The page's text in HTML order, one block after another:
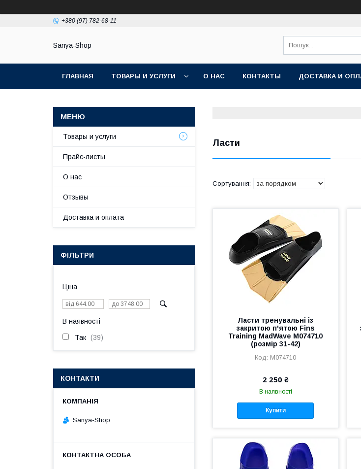
+380 (97) 782-68-11
Sanya-Shop
ГЛАВНАЯ ТОВАРЫ И УСЛУГИ О НАС КОНТАКТЫ ДОСТАВКА И
Ласти
Ласти тренувальні із
закритою п'ятою Fins
Training MadWave M074710
(розмір 31-42)
M074710
2 250 ₴
В наявності
Купити
Товары и услуги
Прайс-листы
О нас
Отзывы
Доставка и оплата
ФІЛЬТРИ
Ціна
В наявності
Так 39
КОНТАКТИ
Sanya-Shop